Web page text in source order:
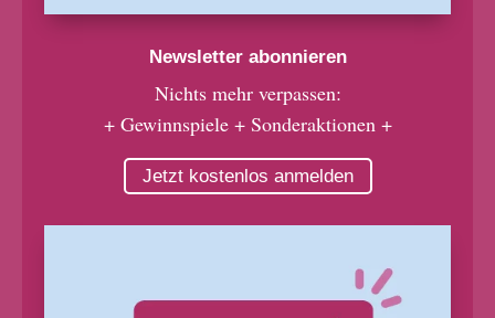
Newsletter abonnieren
Nichts mehr verpassen:
+ Gewinnspiele + Sonderaktionen +
Jetzt kostenlos anmelden